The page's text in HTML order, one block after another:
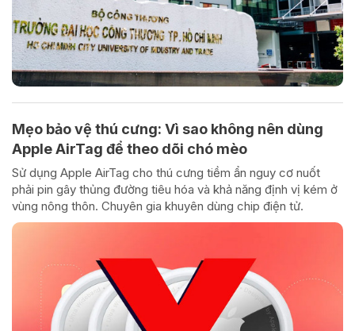
Mẹo bảo vệ thú cưng: Vì sao không nên dùng
Apple AirTag để theo dõi chó mèo
Sử dụng Apple AirTag cho thú cưng tiềm ẩn nguy cơ nuốt
phải pin gây thủng đường tiêu hóa và khả năng định vị kém ở
vùng nông thôn. Chuyên gia khuyên dùng chip điện tử.